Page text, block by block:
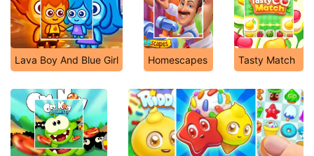
Lava Boy And Blue Girl Homescapes Tasty Match